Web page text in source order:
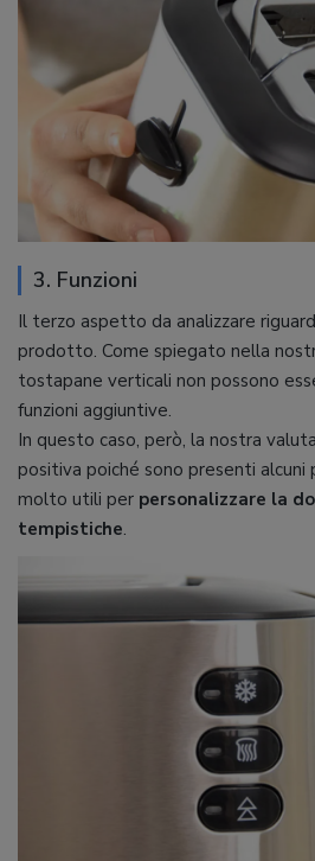
3. Funzioni
Il terzo aspetto da analizzare
prodotto. Come spiegato nella
tostapane verticali non possono
funzioni aggiuntive.
In questo caso, però, la nostra
positiva poiché sono presenti alcuni
molto utili per personalizzare la
tempistiche.